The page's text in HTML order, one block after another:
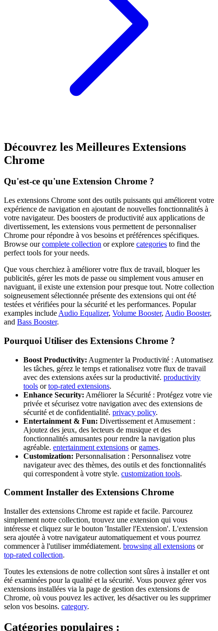
Découvrez les Meilleures Extensions
Chrome
Qu'est-ce qu'une Extension Chrome ?
Les extensions Chrome sont des outils puissants qui améliorent votre
expérience de navigation en ajoutant de nouvelles fonctionnalités à
votre navigateur. Des boosters de productivité aux applications de
divertissement, les extensions vous permettent de personnaliser
Chrome pour répondre à vos besoins et préférences spécifiques.
Browse our complete collection or explore categories to find the
perfect tools for your needs.
Que vous cherchiez à améliorer votre flux de travail, bloquer les
publicités, gérer les mots de passe ou simplement vous amuser en
naviguant, il existe une extension pour presque tout. Notre collection
soigneusement sélectionnée présente des extensions qui ont été
testées et vérifiées pour la sécurité et les performances. Popular
examples include Audio Equalizer, Volume Booster, Audio Booster,
and Bass Booster.
Pourquoi Utiliser des Extensions Chrome ?
Boost Productivity: Augmenter la Productivité : Automatisez
les tâches, gérez le temps et rationalisez votre flux de travail
avec des extensions axées sur la productivité. productivity
tools or top-rated extensions.
Enhance Security: Améliorer la Sécurité : Protégez votre vie
privée et sécurisez votre navigation avec des extensions de
sécurité et de confidentialité. privacy policy.
Entertainment & Fun: Divertissement et Amusement :
Ajoutez des jeux, des lecteurs de musique et des
fonctionnalités amusantes pour rendre la navigation plus
agréable. entertainment extensions or games.
Customization: Personnalisation : Personnalisez votre
navigateur avec des thèmes, des outils et des fonctionnalités
qui correspondent à votre style. customization tools.
Comment Installer des Extensions Chrome
Installer des extensions Chrome est rapide et facile. Parcourez
simplement notre collection, trouvez une extension qui vous
intéresse et cliquez sur le bouton 'Installer l'Extension'. L'extension
sera ajoutée à votre navigateur automatiquement et vous pourrez
commencer à l'utiliser immédiatement. browsing all extensions or
top-rated collection.
Toutes les extensions de notre collection sont sûres à installer et ont
été examinées pour la qualité et la sécurité. Vous pouvez gérer vos
extensions installées via la page de gestion des extensions de
Chrome, où vous pouvez les activer, les désactiver ou les supprimer
selon vos besoins. category.
Catégories populaires :